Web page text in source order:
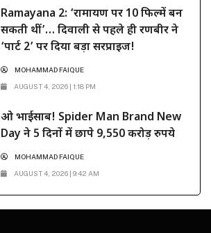
Ramayana 2: ‘रामायण पर 10 फिल्में बन
सकती थीं’… दिवाली से पहले ही रणबीर ने
‘पार्ट 2’ पर दिया बड़ा सरप्राइज!
MOHAMMAD FAIQUE
AUGUST 4, 2026 | 1:18 PM
ओ भाईसाब! Spider Man Brand New
Day ने 5 दिनों में छापे 9,550 करोड़ रुपये
MOHAMMAD FAIQUE
AUGUST 4, 2026 | 9:42 AM